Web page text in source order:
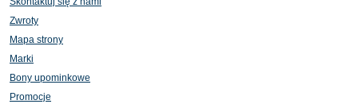
Zwroty
Mapa strony
Marki
Bony upominkowe
Promocje